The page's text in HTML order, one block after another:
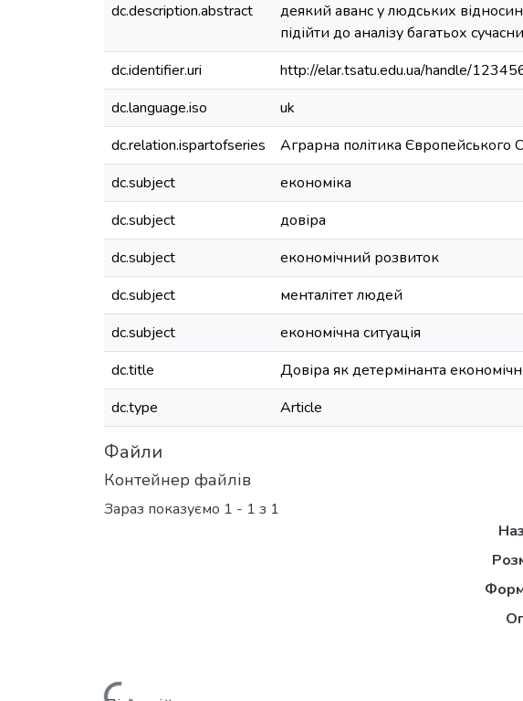
dc.description.abstract
деякий аванс у людських
підійти до аналізу багатьох
dc.identifier.uri
http://elar.tsatu.edu.ua/handle/
dc.language.iso
uk
dc.relation.ispartofseries
Аграрна політика Європейського
dc.subject
економіка
dc.subject
довіра
dc.subject
економічний розвиток
dc.subject
менталітет людей
dc.subject
економічна ситуація
dc.title
Довіра як детермінанта
dc.type
Article
Файли
Контейнер файлів
Зараз показуємо 1 - 1 з 1